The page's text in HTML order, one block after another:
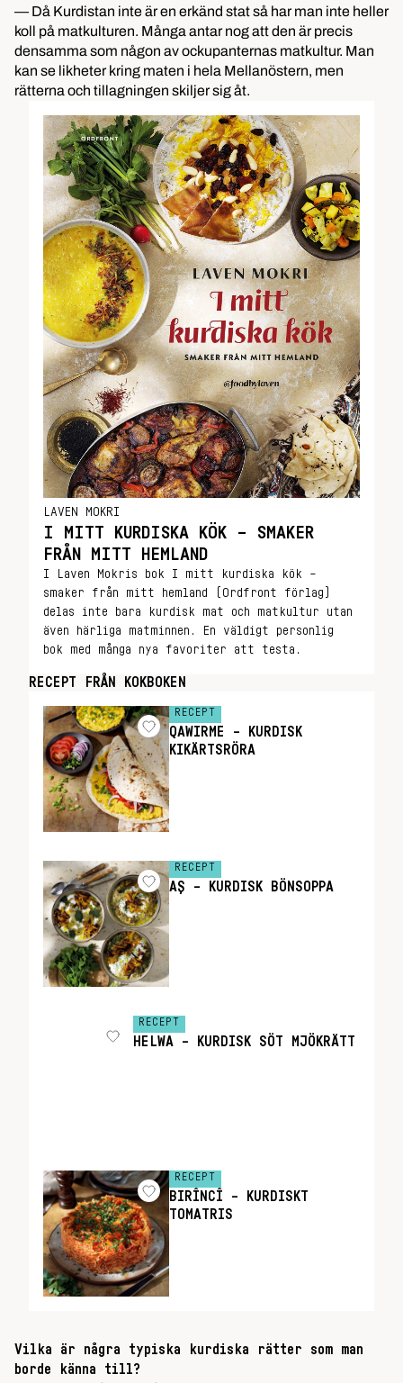
— Då Kurdistan inte är en erkänd stat så har man inte heller
koll på matkulturen. Många antar nog att den är precis
densamma som någon av ockupanternas matkultur. Man
kan se likheter kring maten i hela Mellanöstern, men
rätterna och tillagningen skiljer sig åt.
LAVEN MOKRI
I MITT KURDISKA KÖK – SMAKER
FRÅN MITT HEMLAND
I Laven Mokris bok I mitt kurdiska kök –
smaker från mitt hemland (Ordfront förlag)
delas inte bara kurdisk mat och matkultur utan
även härliga matminnen. En väldigt personlig
bok med många nya favoriter att testa.
RECEPT FRÅN KOKBOKEN
RECEPT
QAWIRME – KURDISK
KIKÄRTSRÖRA
RECEPT
AŞ – KURDISK BÖNSOPPA
RECEPT
HELWA – KURDISK SÖT MJÖKRÄTT
RECEPT
BIRÎNCÎ – KURDISKT
TOMATRIS
Vilka är några typiska kurdiska rätter som man
borde känna till?